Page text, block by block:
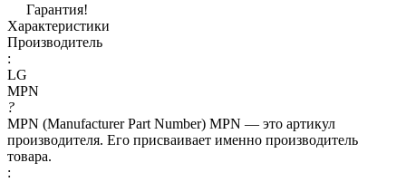
Гарантия!
Характеристики
Производитель
:
LG
MPN
?
MPN (Manufacturer Part Number) MPN — это артикул
производителя. Его присваивает именно производитель
товара.
: